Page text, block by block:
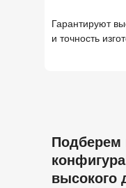
Гарантируют
и точность
Подберем
высокого